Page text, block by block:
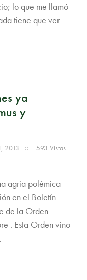
lo que me llamó
tiene que ver
ya
y
2013 593 Vistas
agria polémica
en el Boletín
de la Orden
. Esta Orden vino